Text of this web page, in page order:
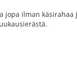
jopa ilman käsirahaa